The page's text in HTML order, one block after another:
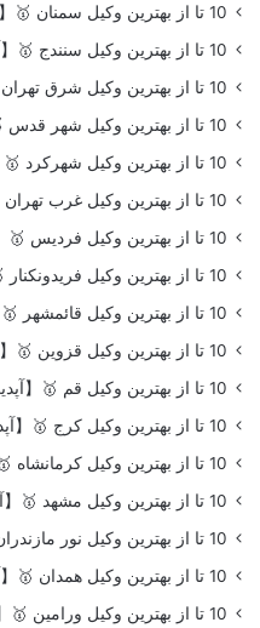
10 تا از بهترین وکیل سمنان 🥇【آپدیت جدید】
10 تا از بهترین وکیل سنندج 🥇【آپدیت جدید】
10 تا از بهترین وکیل شرق تهران 🥇【آپدیت جدید】
10 تا از بهترین وکیل شهر قدس 🥇【آپدیت جدید】
10 تا از بهترین وکیل شهرکرد 🥇【آپدیت جدید】
10 تا از بهترین وکیل غرب تهران 🥇【آپدیت جدید】
10 تا از بهترین وکیل فردیس 🥇【آپدیت جدید】
10 تا از بهترین وکیل فریدونکنار 🥇【آپدیت جدید】
10 تا از بهترین وکیل قائمشهر 🥇【آپدیت جدید】
10 تا از بهترین وکیل قزوین 🥇【آپدیت جدید】⚖️
10 تا از بهترین وکیل قم 🥇【آپدیت جدید】
10 تا از بهترین وکیل کرج 🥇【آپدیت جدید】⚖️
10 تا از بهترین وکیل کرمانشاه 🥇【آپدیت جدید】
10 تا از بهترین وکیل مشهد 🥇【آپدیت جدید】⚖️
10 تا از بهترین وکیل نور مازندران 🥇【آپدیت جدید】
10 تا از بهترین وکیل همدان 🥇【آپدیت جدید】
10 تا از بهترین وکیل ورامین 🥇【آپدیت جدید】